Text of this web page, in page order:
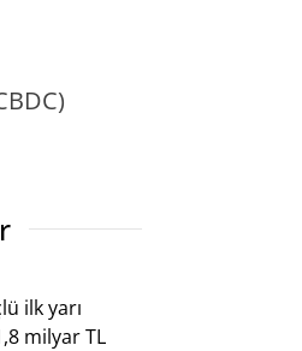
ilk yarı
milyar TL